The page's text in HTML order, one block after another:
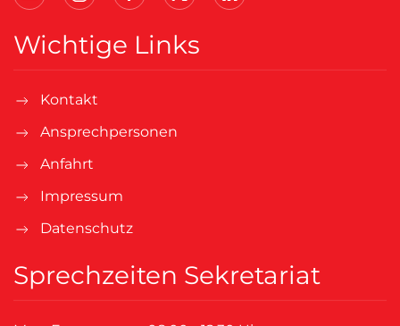
Wichtige Links
Kontakt
Ansprechpersonen
Anfahrt
Impressum
Datenschutz
Sprechzeiten Sekretariat